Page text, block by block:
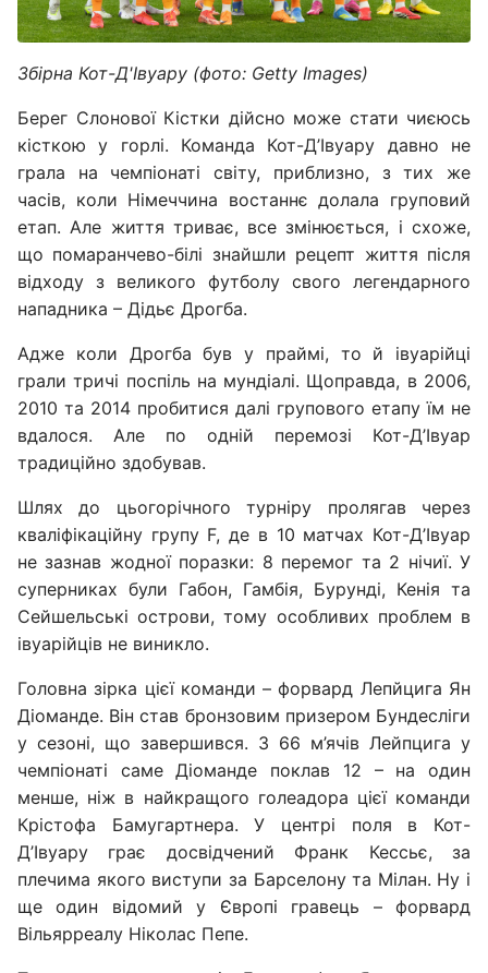
Збірна Кот-Д'Івуару (фото: Getty Images)
Берег Слонової Кістки дійсно може стати чиєюсь
кісткою у горлі. Команда Кот-Д’Івуару давно не
грала на чемпіонаті світу, приблизно, з тих же
часів, коли Німеччина востаннє долала груповий
етап. Але життя триває, все змінюється, і схоже,
що помаранчево-білі знайшли рецепт життя після
відходу з великого футболу свого легендарного
нападника – Дідьє Дрогба.
Адже коли Дрогба був у праймі, то й івуарійці
грали тричі поспіль на мундіалі. Щоправда, в 2006,
2010 та 2014 пробитися далі групового етапу їм не
вдалося. Але по одній перемозі Кот-Д’Івуар
традиційно здобував.
Шлях до цьогорічного турніру пролягав через
кваліфікаційну групу F, де в 10 матчах Кот-Д’Івуар
не зазнав жодної поразки: 8 перемог та 2 нічиї. У
суперниках були Габон, Гамбія, Бурунді, Кенія та
Сейшельські острови, тому особливих проблем в
івуарійців не виникло.
Головна зірка цієї команди – форвард Лепйцига Ян
Діоманде. Він став бронзовим призером Бундесліги
у сезоні, що завершився. З 66 м’ячів Лейпцига у
чемпіонаті саме Діоманде поклав 12 – на один
менше, ніж в найкращого голеадора цієї команди
Крістофа Бамугартнера. У центрі поля в Кот-
Д’Івуару грає досвідчений Франк Кессьє, за
плечима якого виступи за Барселону та Мілан. Ну і
ще один відомий у Європі гравець – форвард
Вільярреалу Ніколас Пепе.